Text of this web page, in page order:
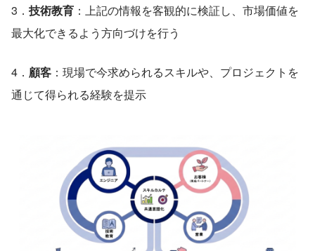
3． 技術教育 ：上記の情報を客観的に検証し、市場価値を
最大化できるよう方向づけを行う
4． 顧客 ：現場で今求められるスキルや、プロジェクトを
通じて得られる経験を提示